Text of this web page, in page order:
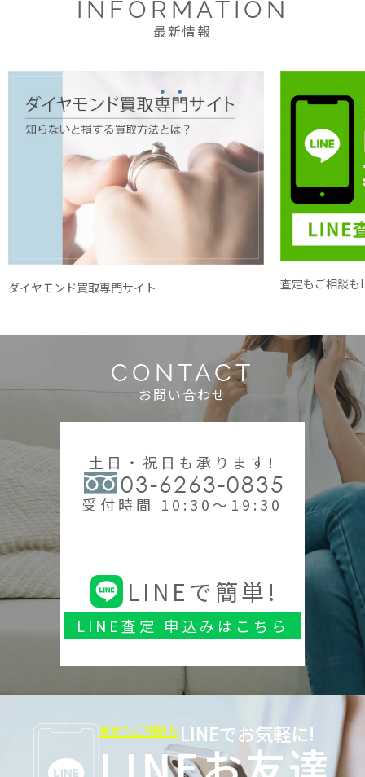
INFORMATION
最新情報
ダイヤモンド買取専門サイト 査定もご相談も
CONTACT
お問い合わせ
土日・祝日も承ります!
03-6263-0835
受付時間 10:30～19:30
LINEで簡単!
LINE査定 申込みはこちら
査定もご相談も LINEでお気軽に!